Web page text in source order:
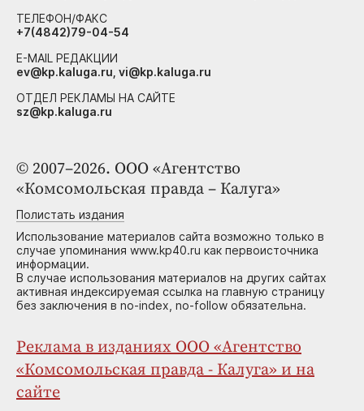
© 2007–2026. ООО «Агентство
«Комсомольская правда – Калуга»
Полистать издания
Использование материалов сайта возможно только в
случае упоминания www.kp40.ru как первоисточника
информации.
В случае использования материалов на других сайтах
активная индексируемая ссылка на главную страницу
без заключения в no-index, no-follow обязательна.
Реклама в изданиях ООО «Агентство
«Комсомольская правда - Калуга» и на
сайте
ТЕЛЕФОН/ФАКС
+7(4842)79-04-54
E-MAIL РЕДАКЦИИ
ev@kp.kaluga.ru, vi@kp.kaluga.ru
ОТДЕЛ РЕКЛАМЫ НА САЙТЕ
sz@kp.kaluga.ru